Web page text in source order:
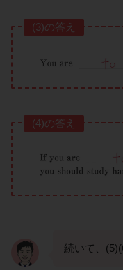
(3)の答え
(4)の答え
続いて、